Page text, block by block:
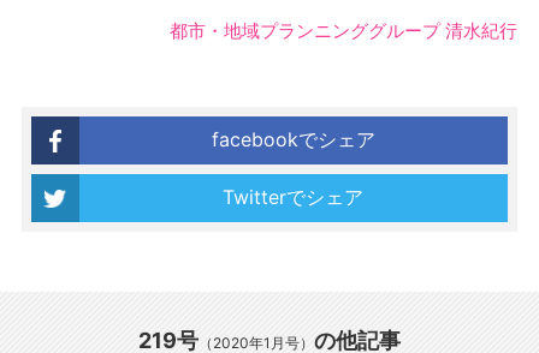
都市・地域プランニンググループ 清水紀行
facebookでシェア
Twitterでシェア
219号 （2020年1月号） の他記事